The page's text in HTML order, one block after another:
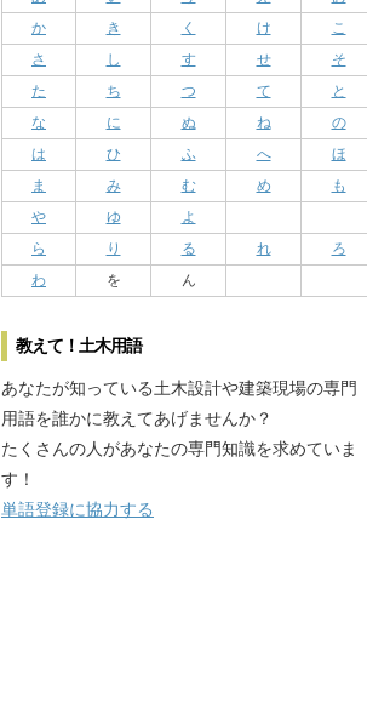
か
き く け
こ
さ
し す せ
そ
た
ち つ て
と
な
に ぬ ね
の
は
ひ ふ へ
ほ
ま
み む め
も
や
ゆ
よ
ら
り る れ
ろ
わ
を ん
教えて！土木用語
あなたが知っている土木設計や建築現場の専門
用語を誰かに教えてあげませんか？
たくさんの人があなたの専門知識を求めていま
す！
単語登録に協力する